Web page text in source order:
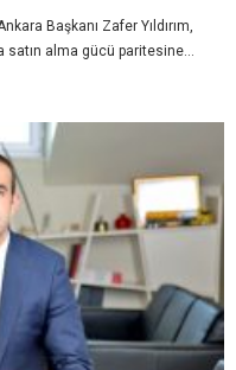
Başkanı Zafer Yıldırım,
satın alma gücü paritesine...